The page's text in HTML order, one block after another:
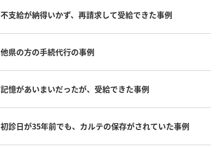
不支給が納得いかず、再請求して受給できた事例
他県の方の手続代行の事例
記憶があいまいだったが、受給できた事例
初診日が35年前でも、カルテの保存がされていた事例